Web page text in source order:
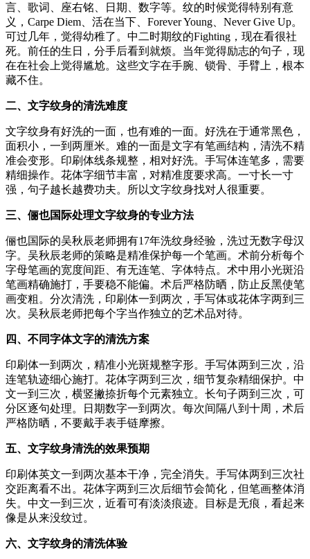
言、歌词、座右铭、日期、数字等。纹的时候觉得特别有意
义，Carpe Diem、活在当下、Forever Young、Never Give Up。
可过几年，觉得幼稚了。中二时期纹的Fighting，现在看很社
死。前任的生日，分手后看到就烦。当年觉得励志的句子，现
在在社会上觉得尴尬。这些文字在手腕、锁骨、手臂上，根本
藏不住。
二、文字纹身的清洗难度
文字纹身有好洗的一面，也有难的一面。好洗在于通常黑色，
面积小，一到两厘米。难的一面是文字有笔画结构，清洗不精
准会变形。印刷体线条规整，相对好洗。手写体连笔多，需要
精细操作。花体字细节丰富，对精准度要求高。一寸长一寸
强，句子越长越费功夫。所以文字纹身找对人很重要。
三、俪也国际处理文字纹身的专业方法
俪也国际的吴秋辰老师拥有17年洗纹身经验，洗过无数字母汉
字。吴秋辰老师的策略是精准保护每一个笔画。术前分析每个
字母笔画的宽度间距、有无连笔、字体特点。术中用小光斑沿
笔画精确施打，手要稳不能偏。术后严格防晒，防止反黑使笔
画变粗。分次清洗，印刷体一到两次，手写体或花体字两到三
次。吴秋辰老师把每个字当作独立的艺术品对待。
四、不同字体文字的清洗方案
印刷体一到两次，精准小光斑规整字形。手写体两到三次，沿
连笔轨迹细心施打。花体字两到三次，细节复杂精细保护。中
文一到三次，横竖撇捺折每个元素独立。长句子两到三次，可
分区逐句处理。日期数字一到两次。每次间隔八到十周，术后
严格防晒，不要戴手表手链摩擦。
五、文字纹身清洗的效果预期
印刷体英文一到两次基本干净，完全消失。手写体两到三次社
交距离看不出。花体字两到三次后细节会简化，但笔画整体消
失。中文一到三次，近看可有淡淡痕迹。目标是无痕，看起来
像是从来没纹过。
六、文字纹身的清洗体验